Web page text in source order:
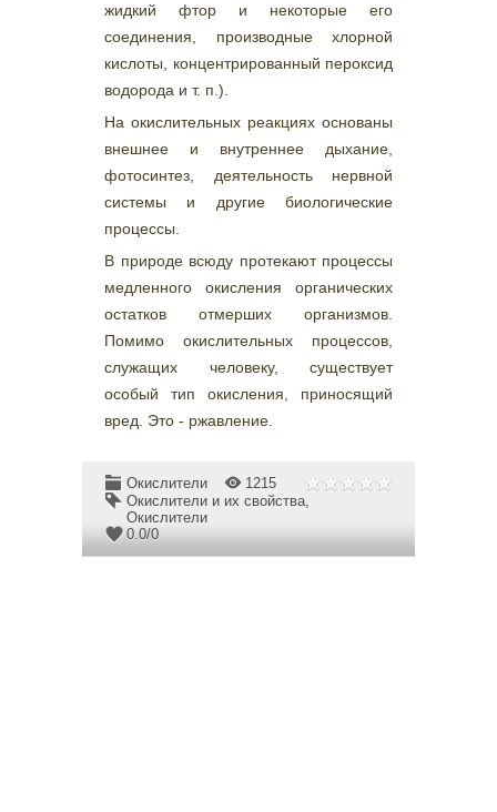
жидкий фтор и некоторые его
соединения, производные хлорной
кислоты, концентрированный пероксид
водорода и т. п.).
На окислительных реакциях основаны
внешнее и внутреннее дыхание,
фотосинтез, деятельность нервной
системы и другие биологические
процессы.
В природе всюду протекают процессы
медленного окисления органических
остатков отмерших организмов.
Помимо окислительных процессов,
служащих человеку, существует
особый тип окисления, приносящий
вред. Это - ржавление.
Окислители
1215
Окислители и их свойства,
Окислители
0.0/0